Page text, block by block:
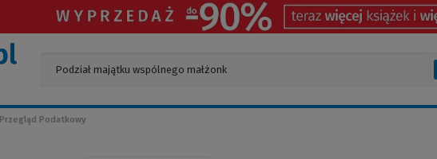
Przegląd Podatkowy